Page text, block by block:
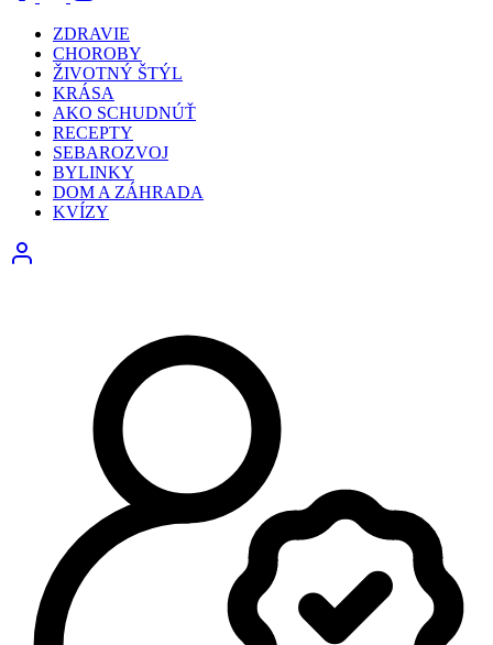
ZDRAVIE
CHOROBY
ŽIVOTNÝ ŠTÝL
KRÁSA
AKO SCHUDNÚŤ
RECEPTY
SEBAROZVOJ
BYLINKY
DOM A ZÁHRADA
KVÍZY